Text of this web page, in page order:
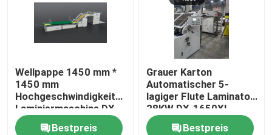
Wellpappe 1450 mm *
1450 mm
Hochgeschwindigkeits-
Laminiermaschine DX-
1450
Bestpreis
Grauer Karton
Automatischer 5-
lagiger Flute Laminator
28KW DX-1650XL
Bestpreis